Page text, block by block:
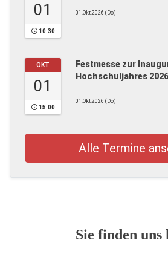
01
10:30
01.Okt.2026 (Do)
OKT
01
15:00
Festmesse zur
Hochschuljahres
01.Okt.2026 (Do)
Alle Termine
Sie finden uns